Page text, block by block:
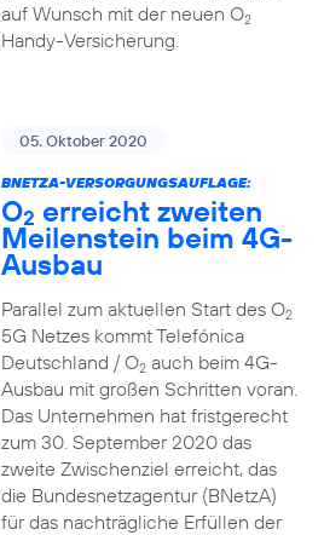
auf Wunsch mit der neuen O2
Handy-Versicherung.
05. Oktober 2020
BNETZA-VERSORGUNGSAUFLAGE:
O2 erreicht zweiten
Meilenstein beim 4G-
Ausbau
Parallel zum aktuellen Start des O2
5G Netzes kommt Telefónica
Deutschland / O2auch beim 4G-
Ausbau mit großen Schritten voran.
Das Unternehmen hat fristgerecht
zum 30. September 2020 das
zweite Zwischenziel erreicht, das
die Bundesnetzagentur (BNetzA)
für das nachträgliche Erfüllen der